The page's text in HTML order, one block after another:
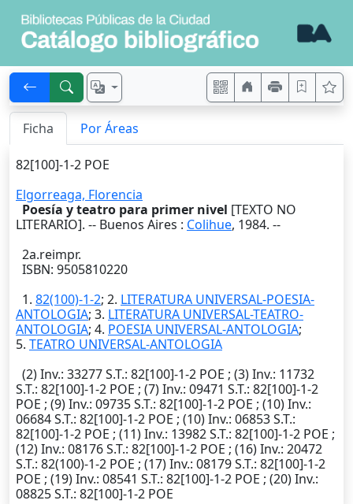
Ficha Por Áreas
82[100]-1-2 POE
Elgorreaga, Florencia
Poesía y teatro para primer nivel [TEXTO NO
LITERARIO]. -- Buenos Aires : Colihue, 1984. --
2a.reimpr.
ISBN: 9505810220
1. 82(100)-1-2; 2. LITERATURA UNIVERSAL-POESIA-
ANTOLOGIA; 3. LITERATURA UNIVERSAL-TEATRO-
ANTOLOGIA; 4. POESIA UNIVERSAL-ANTOLOGIA;
5. TEATRO UNIVERSAL-ANTOLOGIA
(2)Inv.: 33277S.T.: 82[100]-1-2 POE ; (3)Inv.: 11732
S.T.: 82[100]-1-2 POE ; (7)Inv.: 09471 S.T.: 82[100]-1-2
POE ; (9)Inv.: 09735S.T.: 82[100]-1-2 POE ; (10)Inv.:
06684S.T.: 82[100]-1-2 POE ; (10)Inv.: 06853S.T.:
82[100]-1-2 POE ; (11)Inv.: 13982S.T.: 82[100]-1-2 POE ;
(12)Inv.: 08176S.T.: 82[100]-1-2 POE ; (16)Inv.: 20472
S.T.: 82(100)-1-2 POE ; (17)Inv.: 08179S.T.: 82[100]-1-2
POE ; (19)Inv.: 08541 S.T.: 82[100]-1-2 POE ; (20)Inv.:
08825S.T.: 82[100]-1-2 POE